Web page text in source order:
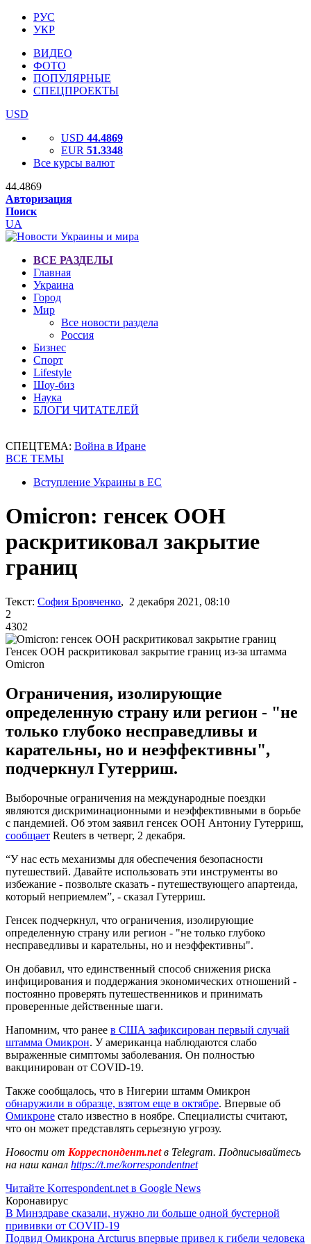
РУС
УКР
ВИДЕО
ФОТО
ПОПУЛЯРНЫЕ
СПЕЦПРОЕКТЫ
USD
USD 44.4869
EUR 51.3348
Все курсы валют
44.4869
Авторизация
Поиск
UA
ВСЕ РАЗДЕЛЫ
Главная
Украина
Город
Мир
Все новости раздела
Россия
Бизнес
Спорт
Lifestyle
Шоу-биз
Наука
БЛОГИ ЧИТАТЕЛЕЙ
СПЕЦТЕМА: Война в Иране
ВСЕ ТЕМЫ
Вступление Украины в ЕС
Omicron: генсек ООН
раскритиковал закрытие
границ
Текст: София Бровченко, 2 декабря 2021, 08:10
2
4302
Генсек ООН раскритиковал закрытие границ из-за штамма
Omicron
Ограничения, изолирующие
определенную страну или регион - "не
только глубоко несправедливы и
карательны, но и неэффективны",
подчеркнул Гутерриш.
Выборочные ограничения на международные поездки
являются дискриминационными и неэффективными в борьбе
с пандемией. Об этом заявил генсек ООН Антониу Гутерриш,
сообщает Reuters в четверг, 2 декабря.
“У нас есть механизмы для обеспечения безопасности
путешествий. Давайте использовать эти инструменты во
избежание - позвольте сказать - путешествующего апартеида,
который неприемлем”, - сказал Гутерриш.
Генсек подчеркнул, что ограничения, изолирующие
определенную страну или регион - "не только глубоко
несправедливы и карательны, но и неэффективны".
Он добавил, что единственный способ снижения риска
инфицирования и поддержания экономических отношений -
постоянно проверять путешественников и принимать
проверенные действенные шаги.
Напомним, что ранее в США зафиксирован первый случай
штамма Омикрон. У американца наблюдаются слабо
выраженные симптомы заболевания. Он полностью
вакцинирован от COVID-19.
Также сообщалось, что в Нигерии штамм Омикрон
обнаружили в образце, взятом еще в октябре. Впервые об
Омикроне стало известно в ноябре. Специалисты считают,
что он может представлять серьезную угрозу.
Новости от Корреспондент.netв Telegram. Подписывайтесь
на наш канал https://t.me/korrespondentnet
Читайте Korrespondent.net в Google News
Коронавирус
В Минздраве сказали, нужно ли больше одной бустерной
прививки от COVID-19
Подвид Омикрона Arcturus впервые привел к гибели человека